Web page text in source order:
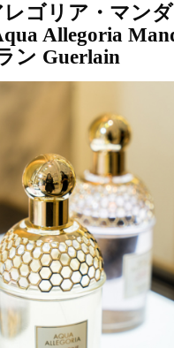
Allegoria
ン Guerlain